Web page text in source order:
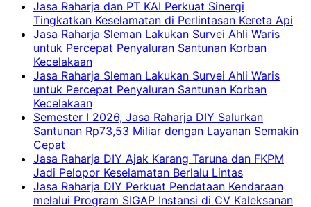
Jasa Raharja dan PT KAI Perkuat Sinergi
Tingkatkan Keselamatan di Perlintasan Kereta Api
Jasa Raharja Sleman Lakukan Survei Ahli Waris
untuk Percepat Penyaluran Santunan Korban
Kecelakaan
Jasa Raharja Sleman Lakukan Survei Ahli Waris
untuk Percepat Penyaluran Santunan Korban
Kecelakaan
Semester I 2026, Jasa Raharja DIY Salurkan
Santunan Rp73,53 Miliar dengan Layanan Semakin
Cepat
Jasa Raharja DIY Ajak Karang Taruna dan FKPM
Jadi Pelopor Keselamatan Berlalu Lintas
Jasa Raharja DIY Perkuat Pendataan Kendaraan
melalui Program SIGAP Instansi di CV Kaleksanan